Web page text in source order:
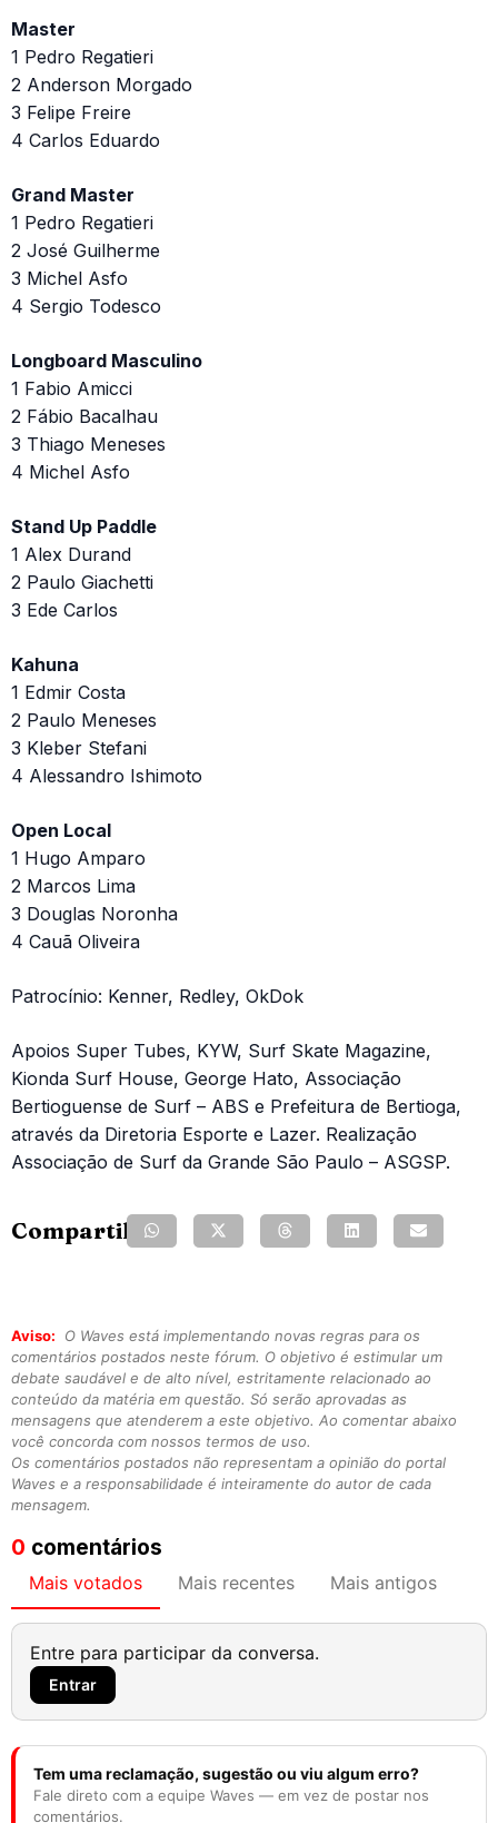
Master
1 Pedro Regatieri
2 Anderson Morgado
3 Felipe Freire
4 Carlos Eduardo
Grand Master
1 Pedro Regatieri
2 José Guilherme
3 Michel Asfo
4 Sergio Todesco
Longboard Masculino
1 Fabio Amicci
2 Fábio Bacalhau
3 Thiago Meneses
4 Michel Asfo
Stand Up Paddle
1 Alex Durand
2 Paulo Giachetti
3 Ede Carlos
Kahuna
1 Edmir Costa
2 Paulo Meneses
3 Kleber Stefani
4 Alessandro Ishimoto
Open Local
1 Hugo Amparo
2 Marcos Lima
3 Douglas Noronha
4 Cauã Oliveira
Patrocínio: Kenner, Redley, OkDok
Apoios Super Tubes, KYW, Surf Skate Magazine,
Kionda Surf House, George Hato, Associação
Bertioguense de Surf – ABS e Prefeitura de Bertioga,
através da Diretoria Esporte e Lazer. Realização
Associação de Surf da Grande São Paulo – ASGSP.
Compartilhe:
Aviso:
O Waves está implementando novas regras para os
comentários postados neste fórum. O objetivo é estimular um
debate saudável e de alto nível, estritamente relacionado ao
conteúdo da matéria em questão. Só serão aprovadas as
mensagens que atenderem a este objetivo. Ao comentar abaixo
você concorda com nossos termos de uso.
Os comentários postados não representam a opinião do portal
Waves e a responsabilidade é inteiramente do autor de cada
mensagem.
0 comentários
Mais votados Mais recentes Mais antigos
Entre para participar da conversa.
Entrar
Tem uma reclamação, sugestão ou viu algum erro?
Fale direto com a equipe Waves — em vez de postar nos
comentários.